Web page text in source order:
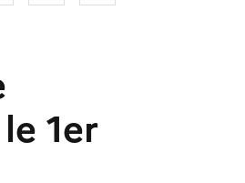
1er